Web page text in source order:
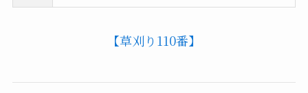
【草刈り110番】